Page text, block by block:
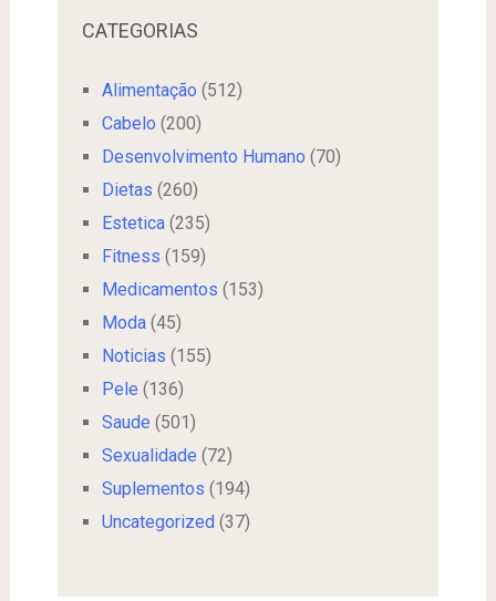
CATEGORIAS
Alimentação (512)
Cabelo (200)
Desenvolvimento Humano (70)
Dietas (260)
Estetica(235)
Fitness (159)
Medicamentos (153)
Moda(45)
Noticias (155)
Pele (136)
Saude (501)
Sexualidade (72)
Suplementos (194)
Uncategorized (37)